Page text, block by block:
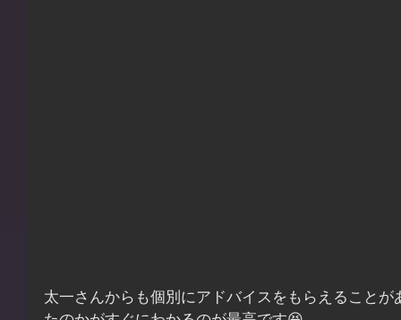
太一さんからも個別にアドバイスをもらえること